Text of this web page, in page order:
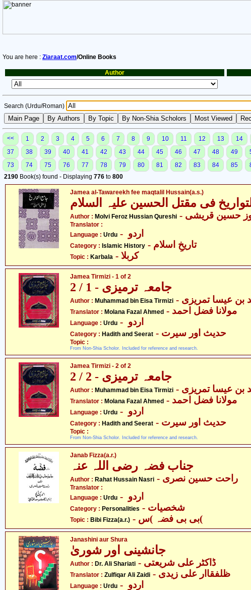
You are here : Ziaraat.com/Online Books
Author
Search (Urdu/Roman)
<< 1 2 3 4 5 6 7 8 9 10 11 12 13 14
37
38 39 40 41 42 43 44 45 46 47 48 49
73
74 75 76 77 78 79 80 81 82 83 84 85
2190 Book(s) found - Displaying 776 to 800
Jamea al-Tawareekh fee maqtalil Hussain(a.s.)
فی مقتل الحسین علیہ السلام
Author : Molvi Feroz Hussian Qureshi
Translator :
Language : Urdu
Category : Islamic History - تاریخِ اسلام
Topic : Karbala - کربلا
Jamea Tirmizi - 1 of 2
جامعہ ترمیزی - 1 / 2
Author : Muhammad bin Eisa Tirmizi
Translator : Molana Fazal Ahmed - مولانا فضل احمد
Language : Urdu
Category : Hadith and Seerat - حدیث اور سیرت
Topic :
From Non-Shia Scholor. Included for reference and research.
Jamea Tirmizi - 2 of 2
جامعہ ترمیزی - 2 / 2
Author : Muhammad bin Eisa Tirmizi
Translator : Molana Fazal Ahmed - مولانا فضل احمد
Language : Urdu
Category : Hadith and Seerat - حدیث اور سیرت
Topic :
From Non-Shia Scholor. Included for reference and research.
Janab Fizza(a.r.)
جناب فضہ رضی اللہ عنہ
Author : Rahat Hussain Nasri - راحت حسین نصری
Translator :
Language : Urdu
Category : Personalities - شخصیات
Topic : Bibi Fizza(a.r.) - بی بی فضہ )س(
Janashini aur Shura
Author : Dr. Ali Shariati - ڈاکٹر علی شریعتی
Translator : Zulfiqar Ali Zaidi
Language : Urdu